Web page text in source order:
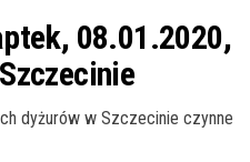
08.01.2020,
dyżurów w Szczecinie czynne